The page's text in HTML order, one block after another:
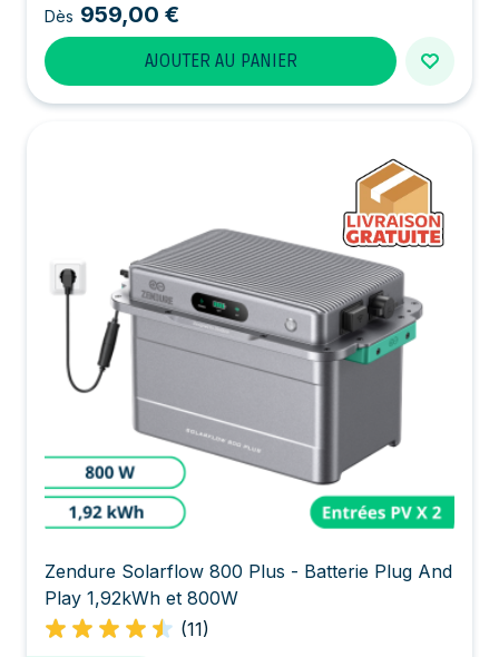
Dès 959,00 €
AJOUTER AU PANIER
Zendure Solarflow 800 Plus - Batterie Plug And
Play 1,92kWh et 800W
(11)